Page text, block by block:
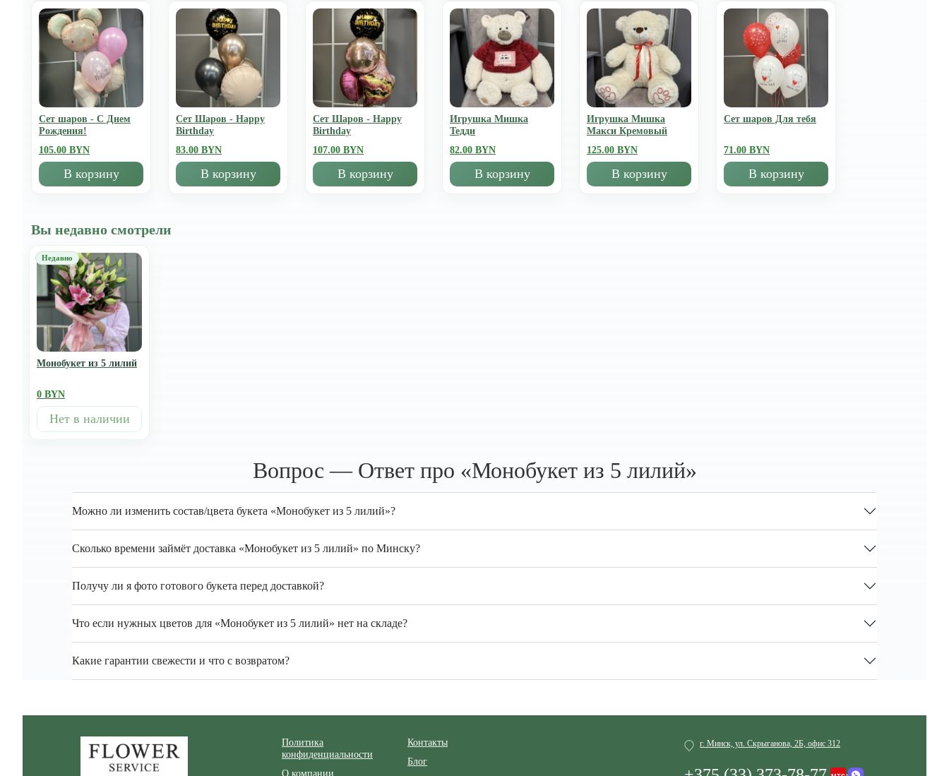
Сет шаров - С Днем
Рождения!
105.00 BYN
В корзину
Сет Шаров - Happy
Birthday
83.00 BYN
В корзину
Сет Шаров - Happy
Birthday
107.00 BYN
В корзину
Игрушка Мишка
Тедди
82.00 BYN
В корзину
Игрушка Мишка
Mакси Кремовый
125.00 BYN
В корзину
Сет шаров Для тебя
71.00 BYN
В корзину
Вы недавно смотрели
Монобукет из 5 лилий
0 BYN
Нет в наличии
Вопрос — Ответ про «Монобукет из 5 лилий»
Можно ли изменить состав/цвета букета «Монобукет из 5 лилий»?
Сколько времени займёт доставка «Монобукет из 5 лилий» по Минску?
Получу ли я фото готового букета перед доставкой?
Что если нужных цветов для «Монобукет из 5 лилий» нет на складе?
Какие гарантии свежести и что с возвратом?
Политика
конфиденциальности
О компании
Контакты
Блог
г. Минск, ул. Скрыганова, 2Б, офис 312